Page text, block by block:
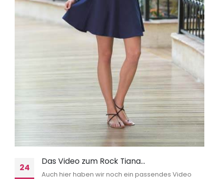
24
Das Video zum Rock Tiana…
Auch hier haben wir noch ein passendes Video